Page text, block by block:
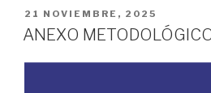
PUBLICADO
EL
21 NOVIEMBRE, 2025
ANEXO